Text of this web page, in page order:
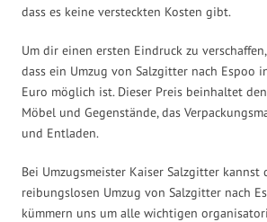
dass es keine versteckten Kosten gibt.
Um dir einen ersten Eindruck zu
dass ein Umzug von Salzgitter nach Espoo
Euro möglich ist. Dieser Preis beinhaltet
Möbel und Gegenstände, das
und Entladen.
Bei Umzugsmeister Kaiser Salzgitter kannst
reibungslosen Umzug von Salzgitter nach
kümmern uns um alle wichtigen